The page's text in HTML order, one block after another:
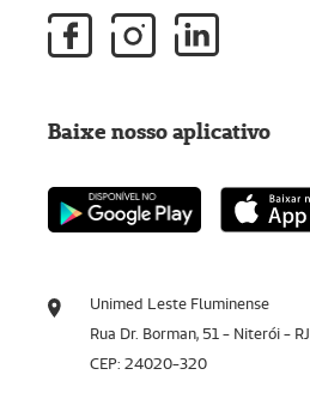
Unimed Leste Fluminense
Rua Dr. Borman, 51 - Niterói - RJ
CEP: 24020-320
Baixe nosso aplicativo